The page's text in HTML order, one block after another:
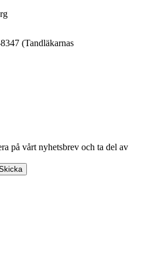
(Tandläkarnas
på vårt nyhetsbrev och ta del av